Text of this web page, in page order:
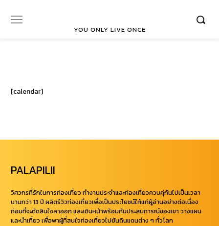
YOU ONLY LIVE ONCE
[calendar]
PALAPILII
วิศวกรที่รักในการท่องเที่ยว ทำงานประจำและท่องเที่ยวควบคุ่กันไปเป็นเวลา
นานกว่า 13 ปี ผลิตรีวิวท่องเที่ยวเพื่อเป็นประโยชน์ให้แก่ผู้อ่านอย่างต่อเนื่อง
ก่อนที่จะตัดสินใจลาออก และเดินหน้าพร้อมกับประสบการณ์ของเขา วางแผน
และนำเที่ยว เพื่อพาผู้ที่สนใจท่องเที่ยวไปยันดินแดนต่าง ๆ ทั่วโลก